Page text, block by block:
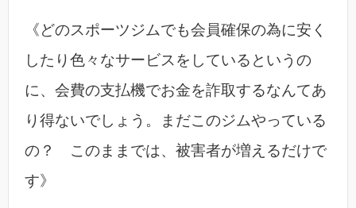
《どのスポーツジムでも会員確保の為に安く
したり色々なサービスをしているというの
に、会費の支払機でお金を詐取するなんてあ
り得ないでしょう。まだこのジムやっている
の？ このままでは、被害者が増えるだけで
す》